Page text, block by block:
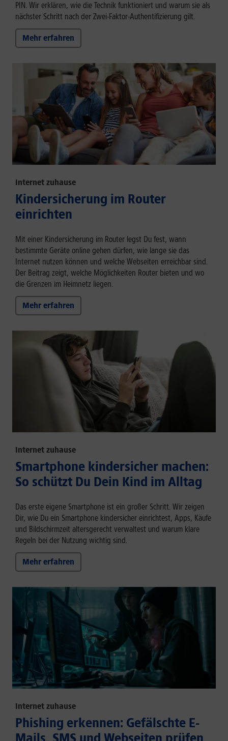
PIN. Wir erklären, wie die Technik funktioniert und warum sie als
nächster Schritt nach der Zwei-Faktor-Authentifizierung gilt.
Mehr erfahren
Internet zuhause
Kindersicherung im Router
einrichten
Mit einer Kindersicherung im Router legst Du fest, wann
bestimmte Geräte online gehen dürfen, wie lange sie das
Internet nutzen können und welche Webseiten erreichbar sind.
Der Beitrag zeigt, welche Möglichkeiten Router bieten und wo
die Grenzen im Heimnetz liegen.
Mehr erfahren
Internet zuhause
Smartphone kindersicher machen:
So schützt Du Dein Kind im Alltag
Das erste eigene Smartphone ist ein großer Schritt. Wir zeigen
Dir, wie Du ein Smartphone kindersicher einrichtest, Apps, Käufe
und Bildschirmzeit altersgerecht verwaltest und warum klare
Regeln bei der Nutzung wichtig sind.
Mehr erfahren
Internet zuhause
Phishing erkennen: Gefälschte E-